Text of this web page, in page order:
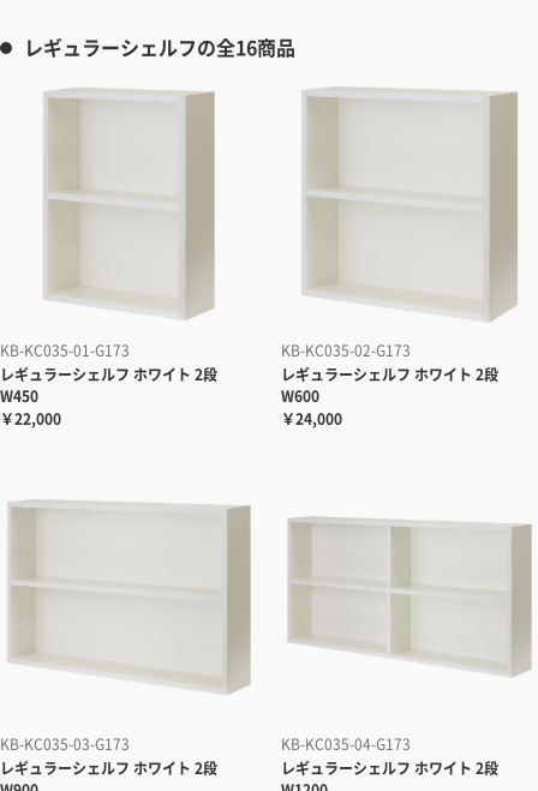
レギュラーシェルフの全16商品
KB-KC035-01-G173
レギュラーシェルフ ホワイト 2段
W450
￥22,000
KB-KC035-02-G173
レギュラーシェルフ ホワイト 2段
W600
￥24,000
KB-KC035-03-G173
レギュラーシェルフ ホワイト 2段
KB-KC035-04-G173
レギュラーシェルフ ホワイト 2段